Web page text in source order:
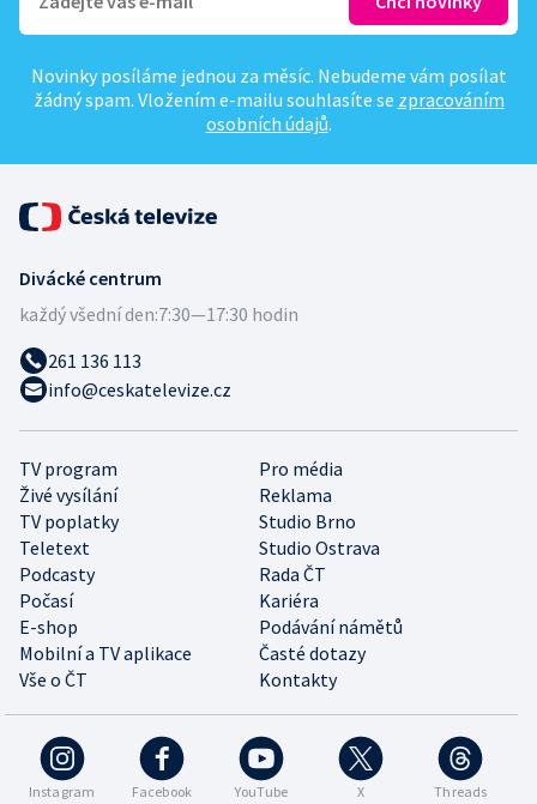
Novinky posíláme jednou za měsíc. Nebudeme vám posílat
žádný spam. Vložením e-mailu souhlasíte se zpracováním
osobních údajů.